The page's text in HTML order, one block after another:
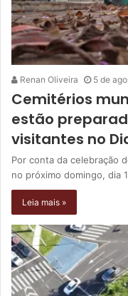
Renan Oliveira 5 de
Cemitérios
estão
visitantes no
Por conta da celebração
no próximo domingo, dia
Leia mais »